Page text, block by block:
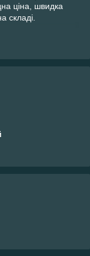
ціна, швидка
складі.